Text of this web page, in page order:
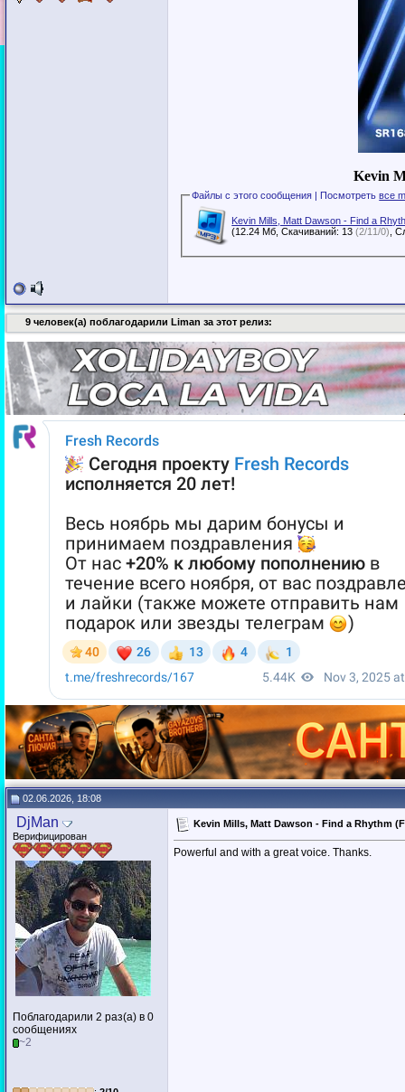
Kevin
Файлы с этого сообщения | Посмотретьвсе
Kevin Mills, Matt Dawson - Find a
(12.24 Мб, Скачиваний: 13(2/11/0)
9 человек(а) поблагодарили Liman за этот релиз:
02.06.2026, 18:08
DjMan
Верифицирован
Поблагодарили 2 раз(а) в 0
сообщениях
~2
Kevin Mills, Matt Dawson - Find a Rhythm
Powerful and with a great voice. Thanks.